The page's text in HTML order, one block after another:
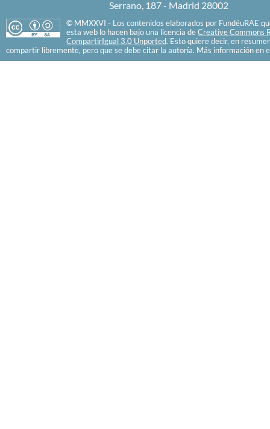
Serrano, 187 - Madrid 28002
© MMXXVI - Los contenidos elaborados por FundéuRAE
esta web lo hacen bajo una licencia de Creative Commons
CompartirIgual 3.0 Unported. Esto quiere decir, en
compartir libremente, pero que se debe citar la autoría. Más información en